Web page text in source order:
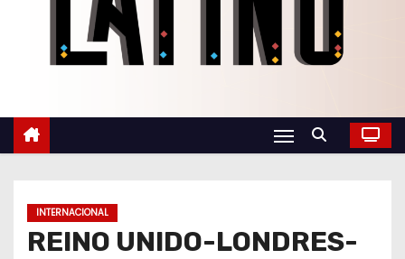
INTERNACIONAL
REINO UNIDO-LONDRES-